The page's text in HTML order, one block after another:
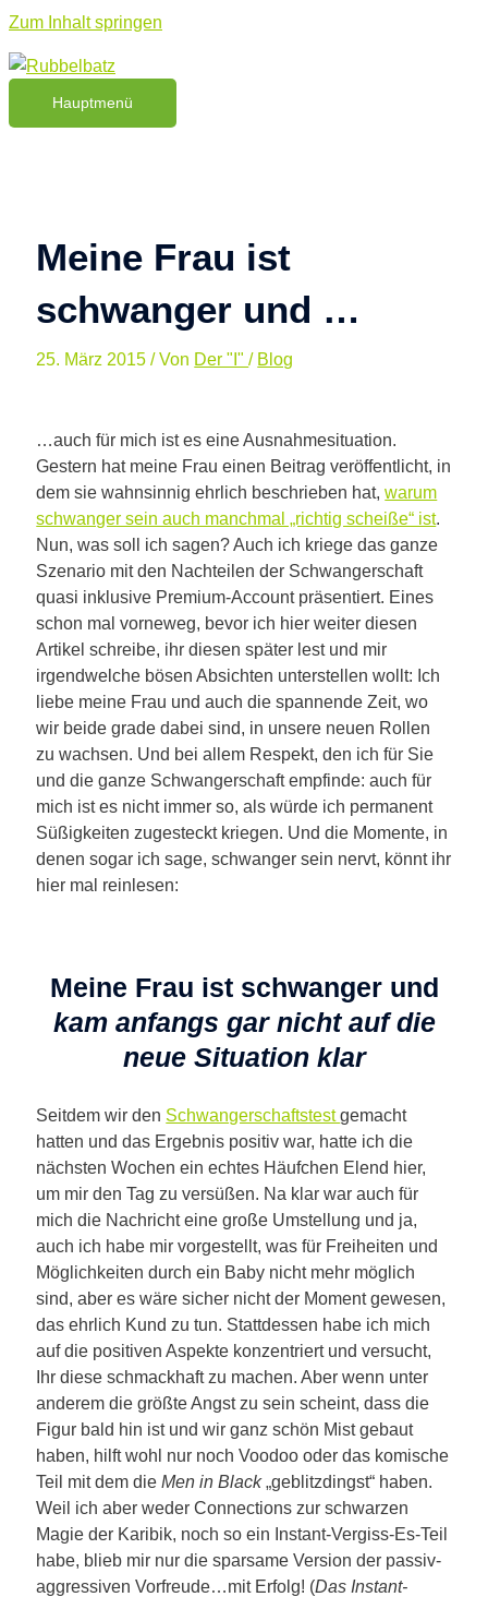
Zum Inhalt springen
Hauptmenü
Meine Frau ist
schwanger und …
25. März 2015/ Von Der "I"/ Blog
…auch für mich ist es eine Ausnahmesituation.
Gestern hat meine Frau einen Beitrag veröffentlicht, in
dem sie wahnsinnig ehrlich beschrieben hat,warum
schwanger sein auch manchmal „richtig scheiße“ ist.
Nun, was soll ich sagen? Auch ich kriege das ganze
Szenario mit den Nachteilen der Schwangerschaft
quasi inklusive Premium-Account präsentiert. Eines
schon mal vorneweg, bevor ich hier weiter diesen
Artikel schreibe, ihr diesen später lest und mir
irgendwelche bösen Absichten unterstellen wollt: Ich
liebe meine Frau und auch die spannende Zeit, wo
wir beide grade dabei sind, in unsere neuen Rollen
zu wachsen. Und bei allem Respekt, den ich für Sie
und die ganze Schwangerschaft empfinde: auch für
mich ist es nicht immer so, als würde ich permanent
Süßigkeiten zugesteckt kriegen. Und die Momente, in
denen sogar ich sage, schwanger sein nervt, könnt ihr
hier mal reinlesen:
Meine Frau ist schwanger und
kam anfangs gar nicht auf die
neue Situation klar
Seitdem wir den Schwangerschaftstestgemacht
hatten und das Ergebnis positiv war, hatte ich die
nächsten Wochen ein echtes Häufchen Elend hier,
um mir den Tag zu versüßen. Na klar war auch für
mich die Nachricht eine große Umstellung und ja,
auch ich habe mir vorgestellt, was für Freiheiten und
Möglichkeiten durch ein Baby nicht mehr möglich
sind, aber es wäre sicher nicht der Moment gewesen,
das ehrlich Kund zu tun. Stattdessen habe ich mich
auf die positiven Aspekte konzentriert und versucht,
Ihr diese schmackhaft zu machen. Aber wenn unter
anderem die größte Angst zu sein scheint, dass die
Figur bald hin ist und wir ganz schön Mist gebaut
haben, hilft wohl nur noch Voodoo oder das komische
Teil mit dem die Men in Black„geblitzdingst“ haben.
Weil ich aber weder Connections zur schwarzen
Magie der Karibik, noch so ein Instant-Vergiss-Es-Teil
habe, blieb mir nur die sparsame Version der passiv-
aggressiven Vorfreude…mit Erfolg! (Das Instant-